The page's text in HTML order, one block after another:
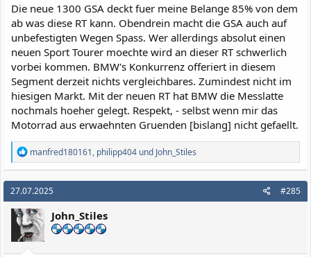
Die neue 1300 GSA deckt fuer meine Belange 85% von dem
ab was diese RT kann. Obendrein macht die GSA auch auf
unbefestigten Wegen Spass. Wer allerdings absolut einen
neuen Sport Tourer moechte wird an dieser RT schwerlich
vorbei kommen. BMW's Konkurrenz offeriert in diesem
Segment derzeit nichts vergleichbares. Zumindest nicht im
hiesigen Markt. Mit der neuen RT hat BMW die Messlatte
nochmals hoeher gelegt. Respekt, - selbst wenn mir das
Motorrad aus erwaehnten Gruenden [bislang] nicht gefaellt.
R
e
a
k
t
i
o
n
e
n
manfred180161, philipp404 und John_Stiles
27.07.2025 #285
John_Stiles